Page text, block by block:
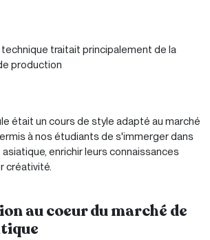
traitait principalement de la
production
était un cours de style adapté au marché
à nos étudiants de s'immerger dans
enrichir leurs connaissances
créativité.
au coeur du marché de